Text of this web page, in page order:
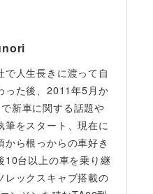
で人生長きに渡って自
った後、2011年5月か
新車に関する話題や
筆をスタート、現在に
から根っからの車好き
10台以上の車を乗り継
レックスキャブ搭載の